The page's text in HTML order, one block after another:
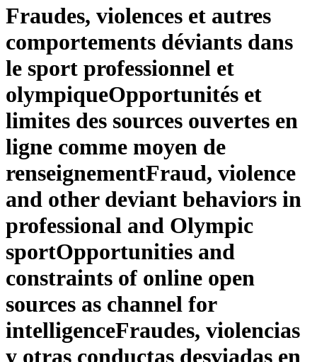
Fraudes, violences et autres
comportements déviants dans
le sport professionnel et
olympiqueOpportunités et
limites des sources ouvertes en
ligne comme moyen de
renseignementFraud, violence
and other deviant behaviors in
professional and Olympic
sportOpportunities and
constraints of online open
sources as channel for
intelligenceFraudes, violencias
y otras conductas desviadas en